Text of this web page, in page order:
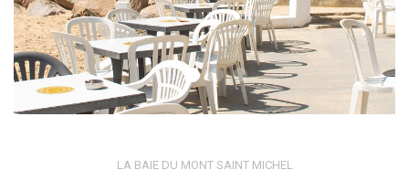
LA BAIE DU MONT SAINT MICHEL